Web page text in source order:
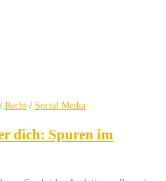
/ Recht / Social Media
dich: Spuren im